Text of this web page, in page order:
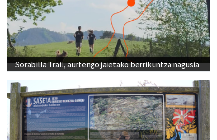
Sorabilla Trail, aurtengo jaietako berrikuntza nagusia